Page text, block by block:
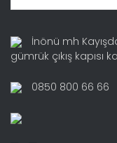
İnönü mh
gümrük çıkış kapısı
0850 800 66 66